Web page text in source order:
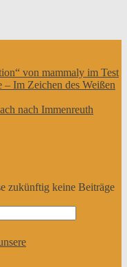
von mammaly im Test
Im Zeichen des Weißen
nach Immenreuth
zukünftig keine Beiträge